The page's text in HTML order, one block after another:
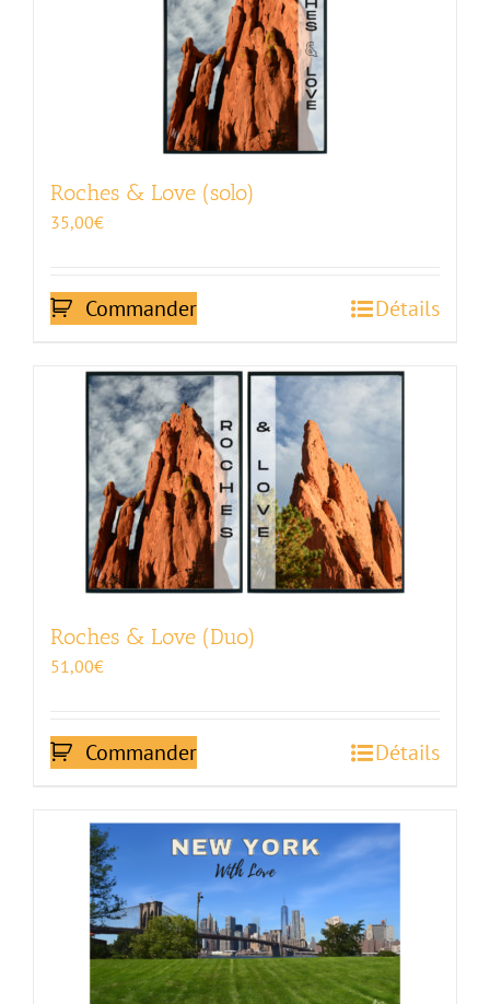
Roches & Love (solo)
35,00€
Commander Détails
Roches & Love (Duo)
51,00€
Commander Détails